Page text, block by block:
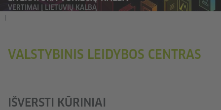
VERTIMAI Į LIETUVIŲ KALBĄ
VALSTYBINIS LEIDYBOS CENTRAS
IŠVERSTI KŪRINIAI